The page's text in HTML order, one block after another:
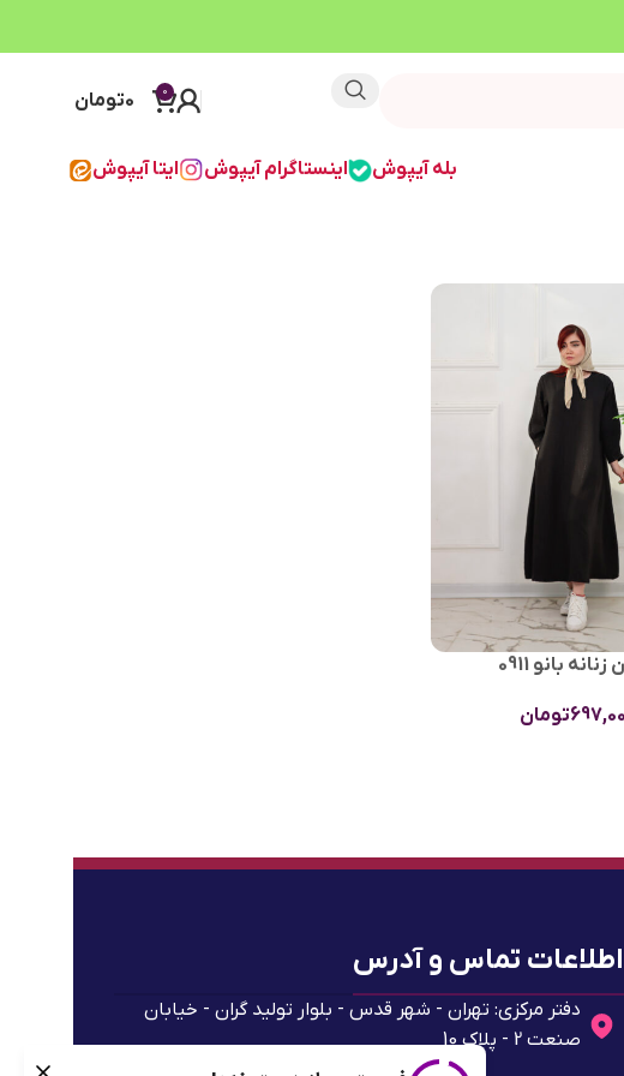
0
0تومان
بله آیپوش اینستاگرام آیپوش ایتا آیپوش
بانو 0911
تومان
دفتر مرکزی: تهران - شهر قدس - بلوار تولید گران - خیابان
صنعت 2 - پلاک 10
اطلاعات تماس و آدرس